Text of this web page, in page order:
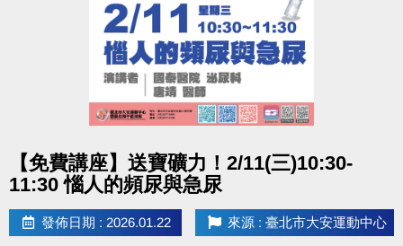
【免費講座】送寶礦力！2/11(三)10:30-
11:30 惱人的頻尿與急尿
發佈日期 : 2026.01.22 來源 : 臺北市大安運動中心